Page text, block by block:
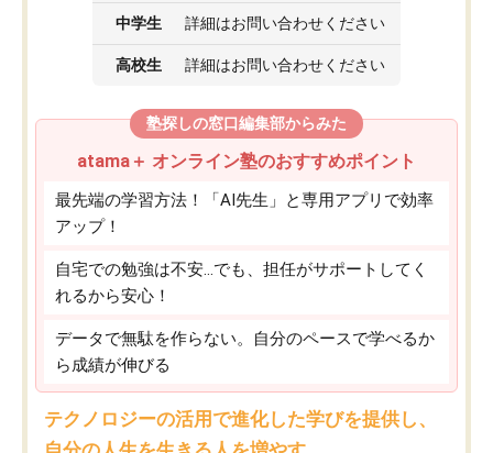
中学生 詳細はお問い合わせください
高校生 詳細はお問い合わせください
塾探しの窓口編集部からみた
atama＋ オンライン塾のおすすめポイント
最先端の学習方法！「AI先生」と専用アプリで効率
アップ！
自宅での勉強は不安…でも、担任がサポートしてく
れるから安心！
データで無駄を作らない。自分のペースで学べるか
ら成績が伸びる
テクノロジーの活用で進化した学びを提供し、